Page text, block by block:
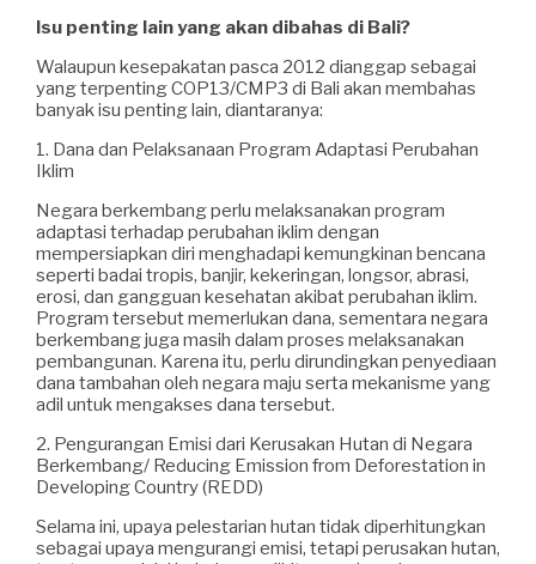
Isu penting lain yang akan dibahas di Bali?
Walaupun kesepakatan pasca 2012 dianggap sebagai
yang terpenting COP13/CMP3 di Bali akan membahas
banyak isu penting lain, diantaranya:
1. Dana dan Pelaksanaan Program Adaptasi Perubahan
Iklim
Negara berkembang perlu melaksanakan program
adaptasi terhadap perubahan iklim dengan
mempersiapkan diri menghadapi kemungkinan bencana
seperti badai tropis, banjir, kekeringan, longsor, abrasi,
erosi, dan gangguan kesehatan akibat perubahan iklim.
Program tersebut memerlukan dana, sementara negara
berkembang juga masih dalam proses melaksanakan
pembangunan. Karena itu, perlu dirundingkan penyediaan
dana tambahan oleh negara maju serta mekanisme yang
adil untuk mengakses dana tersebut.
2. Pengurangan Emisi dari Kerusakan Hutan di Negara
Berkembang/ Reducing Emission from Deforestation in
Developing Country (REDD)
Selama ini, upaya pelestarian hutan tidak diperhitungkan
sebagai upaya mengurangi emisi, tetapi perusakan hutan,